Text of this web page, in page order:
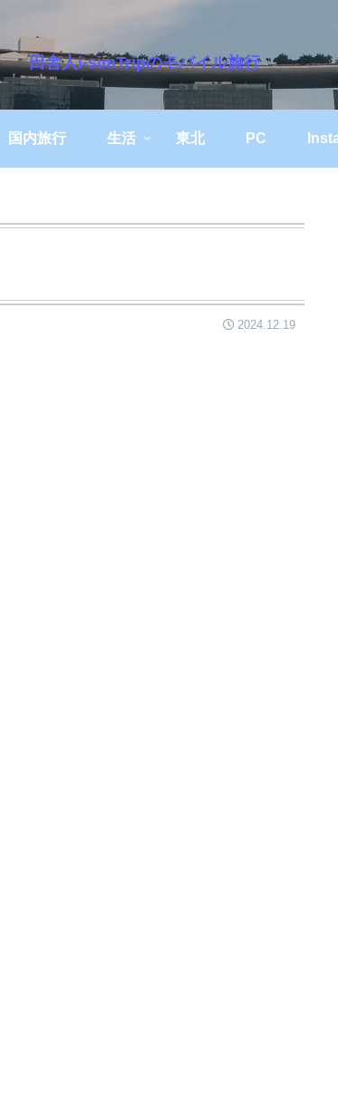
田舎人i-simTripのモバイル旅行
国内旅行 生活 東北 PC
2024.12.19